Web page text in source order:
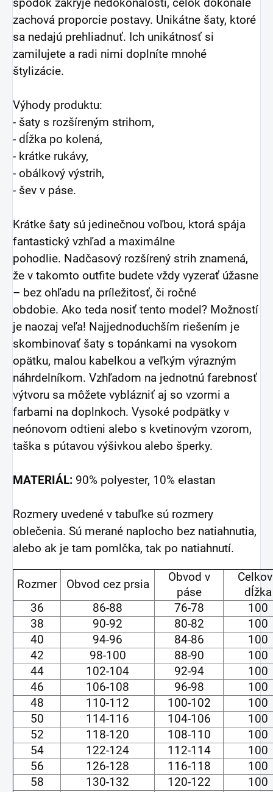
spodok zakryje nedokonalosti, celok dokonale
zachová proporcie postavy. Unikátne šaty, ktoré
sa nedajú prehliadnuť. Ich unikátnosť si
zamilujete a radi nimi doplníte mnohé
štylizácie.
Výhody produktu:
- šaty s rozšíreným strihom,
- dĺžka po kolená,
- krátke rukávy,
- obálkový výstrih,
- šev v páse.
Krátke šaty sú jedinečnou voľbou, ktorá spája
fantastický vzhľad a maximálne
pohodlie. Nadčasový rozšírený strih znamená,
že v takomto outfite budete vždy vyzerať úžasne
– bez ohľadu na príležitosť, či ročné
obdobie. Ako teda nosiť tento model? Možností
je naozaj veľa! Najjednoduchším riešením je
skombinovať šaty s topánkami na vysokom
opätku, malou kabelkou a veľkým výrazným
náhrdelníkom. Vzhľadom na jednotnú farebnosť
výtvoru sa môžete vyblázniť aj so vzormi a
farbami na doplnkoch. Vysoké podpätky v
neónovom odtieni alebo s kvetinovým vzorom,
taška s pútavou výšivkou alebo šperky.
MATERIÁL: 90% polyester, 10% elastan
Rozmery uvedené v tabuľke sú rozmery
oblečenia. Sú merané naplocho bez natiahnutia,
alebo ak je tam pomlčka, tak po natiahnutí.
Rozmer Obvod cez prsia
Obvod v
páse
dĺžka
36
86-88 76-78
100
38
90-92 80-82
100
40
94-96 84-86
100
42
98-100 88-90
100
44
102-104 92-94
100
46
106-108 96-98
100
48
110-112 100-102
100
50
114-116 104-106
100
52
118-120 108-110
100
54
122-124 112-114
100
56
126-128 116-118
100
58
130-132 120-122
100